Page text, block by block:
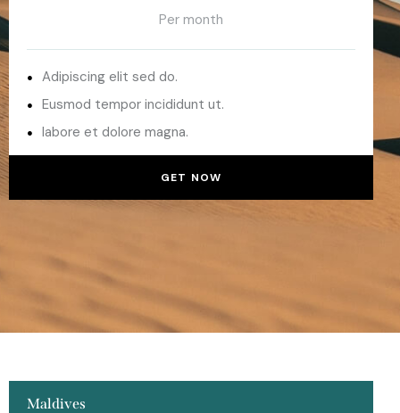
Per month
Adipiscing elit sed do.
Eusmod tempor incididunt ut.
labore et dolore magna.
GET NOW
Maldives